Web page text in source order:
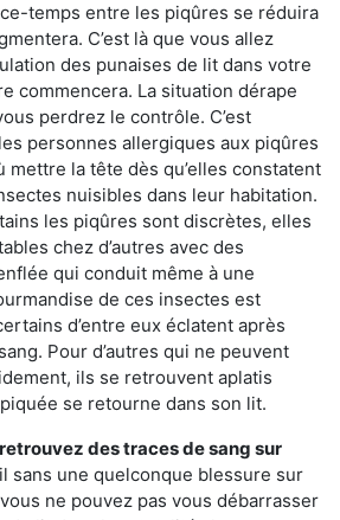
temps entre les piqûres se réduira
C’est là que vous allez
des punaises de lit dans votre
commencera. La situation dérape
perdrez le contrôle. C’est
personnes allergiques aux piqûres
mettre la tête dès qu’elles constatent
nuisibles dans leur habitation.
les piqûres sont discrètes, elles
chez d’autres avec des
qui conduit même à une
de ces insectes est
d’entre eux éclatent après
Pour d’autres qui ne peuvent
ils se retrouvent aplatis
se retourne dans son lit.
des traces de sang sur
sans une quelconque blessure sur
ne pouvez pas vous débarrasser